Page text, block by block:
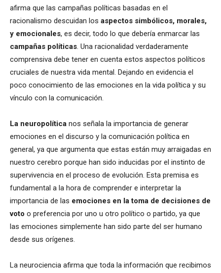
afirma que las campañas políticas basadas en el
racionalismo descuidan los aspectos simbólicos, morales,
y emocionales, es decir, todo lo que debería enmarcar las
campañas políticas. Una racionalidad verdaderamente
comprensiva debe tener en cuenta estos aspectos políticos
cruciales de nuestra vida mental. Dejando en evidencia el
poco conocimiento de las emociones en la vida política y su
vínculo con la comunicación.
La neuropolítica nos señala la importancia de generar
emociones en el discurso y la comunicación política en
general, ya que argumenta que estas están muy arraigadas en
nuestro cerebro porque han sido inducidas por el instinto de
supervivencia en el proceso de evolución. Esta premisa es
fundamental a la hora de comprender e interpretar la
importancia de las emociones en la toma de decisiones de
voto o preferencia por uno u otro político o partido, ya que
las emociones simplemente han sido parte del ser humano
desde sus orígenes.
La neurociencia afirma que toda la información que recibimos